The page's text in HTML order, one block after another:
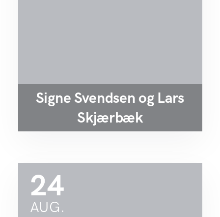
Signe Svendsen og Lars
Skjærbæk
24
AUG.